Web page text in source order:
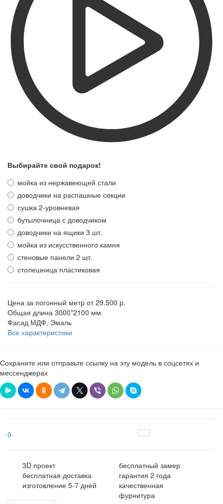
Выбирайте свой подарок!
мойка из нержавеющей стали
доводчики на распашные секции
сушка 2-уровневая
бутылочница с доводчиком
доводчики на ящики 3 шт.
мойка из искусственного камня
стеновые панели 2 шт.
столешница пластиковая
Цена за погонный метр от 29.500 р.
Общая длина 3000*2100 мм.
Фасад МДФ, Эмаль
Все характеристики
Сохраните или отправьте ссылку на эту модель в соцсетях и
мессенджерах
0
3D проект
бесплатный замер
бесплатная доставка
гарантия 2 года
изготовление 5-7 дней
качественная
фурнитура